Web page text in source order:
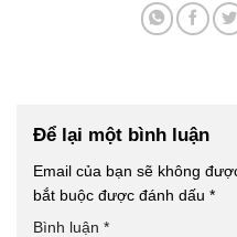
Để lại một bình luận
Email của bạn sẽ không
bắt buộc được đánh dấu *
Bình luận *